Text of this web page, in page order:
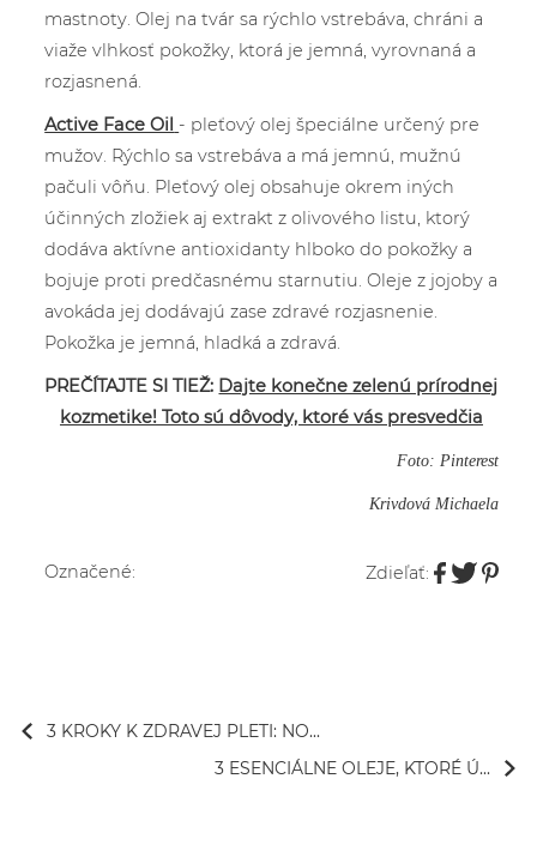
mastnoty. Olej na tvár sa rýchlo vstrebáva, chráni a
viaže vlhkosť pokožky, ktorá je jemná, vyrovnaná a
rozjasnená.
Active Face Oil - pleťový olej špeciálne určený pre
mužov. Rýchlo sa vstrebáva a má jemnú, mužnú
pačuli vôňu. Pleťový olej obsahuje okrem iných
účinných zložiek aj extrakt z olivového listu, ktorý
dodáva aktívne antioxidanty hlboko do pokožky a
bojuje proti predčasnému starnutiu. Oleje z jojoby a
avokáda jej dodávajú zase zdravé rozjasnenie.
Pokožka je jemná, hladká a zdravá.
PREČÍTAJTE SI TIEŽ: Dajte konečne zelenú prírodnej
kozmetike! Toto sú dôvody, ktoré vás presvedčia
Foto: Pinterest
Krivdová Michaela
Označené: Zdieľať:
3 KROKY K ZDRAVEJ PLETI: NO...
3 ESENCIÁLNE OLEJE, KTORÉ Ú...